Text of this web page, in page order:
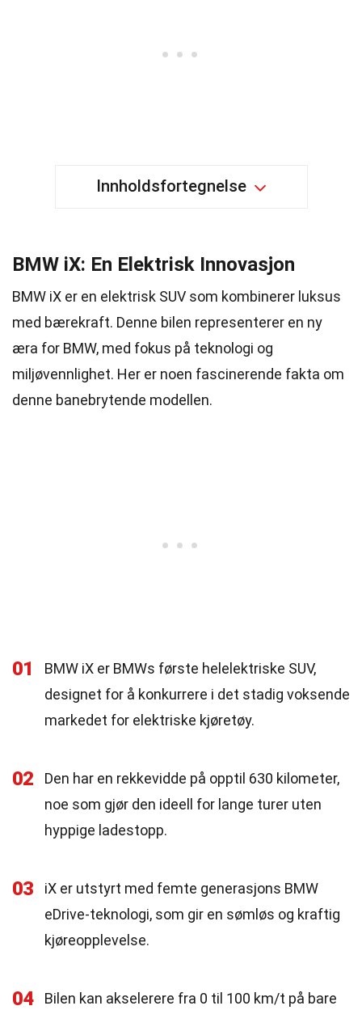
Innholdsfortegnelse
BMW iX: En Elektrisk Innovasjon
BMW iX er en elektrisk SUV som kombinerer luksus
med bærekraft. Denne bilen representerer en ny
æra for BMW, med fokus på teknologi og
miljøvennlighet. Her er noen fascinerende fakta om
denne banebrytende modellen.
01
BMW iX er BMWs første helelektriske SUV,
designet for å konkurrere i det stadig voksende
markedet for elektriske kjøretøy.
02
Den har en rekkevidde på opptil 630 kilometer,
noe som gjør den ideell for lange turer uten
hyppige ladestopp.
03
iX er utstyrt med femte generasjons BMW
eDrive-teknologi, som gir en sømløs og kraftig
kjøreopplevelse.
04
Bilen kan akselerere fra 0 til 100 km/t på bare